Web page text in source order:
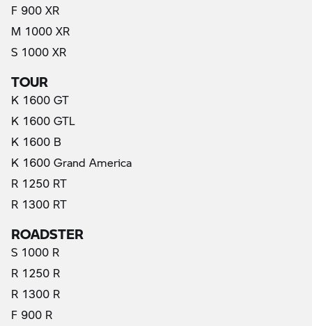
F 900 XR
M 1000 XR
S 1000 XR
TOUR
K 1600 GT
K 1600 GTL
K 1600 B
K 1600 Grand America
R 1250 RT
R 1300 RT
ROADSTER
S 1000 R
R 1250 R
R 1300 R
F 900 R